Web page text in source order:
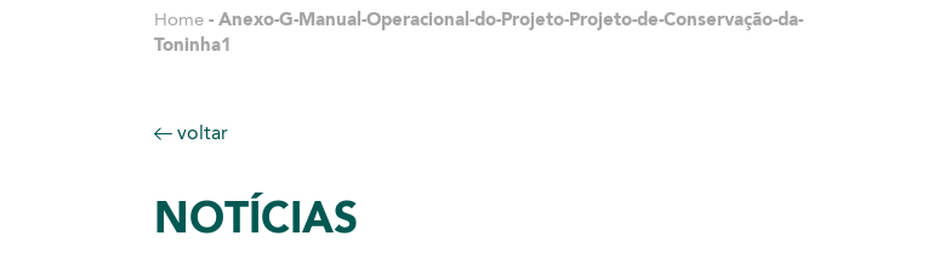
Home - Anexo-G-Manual-Operacional-do-Projeto-Projeto-de-Conservação-da-
Toninha1
voltar
NOTÍCIAS